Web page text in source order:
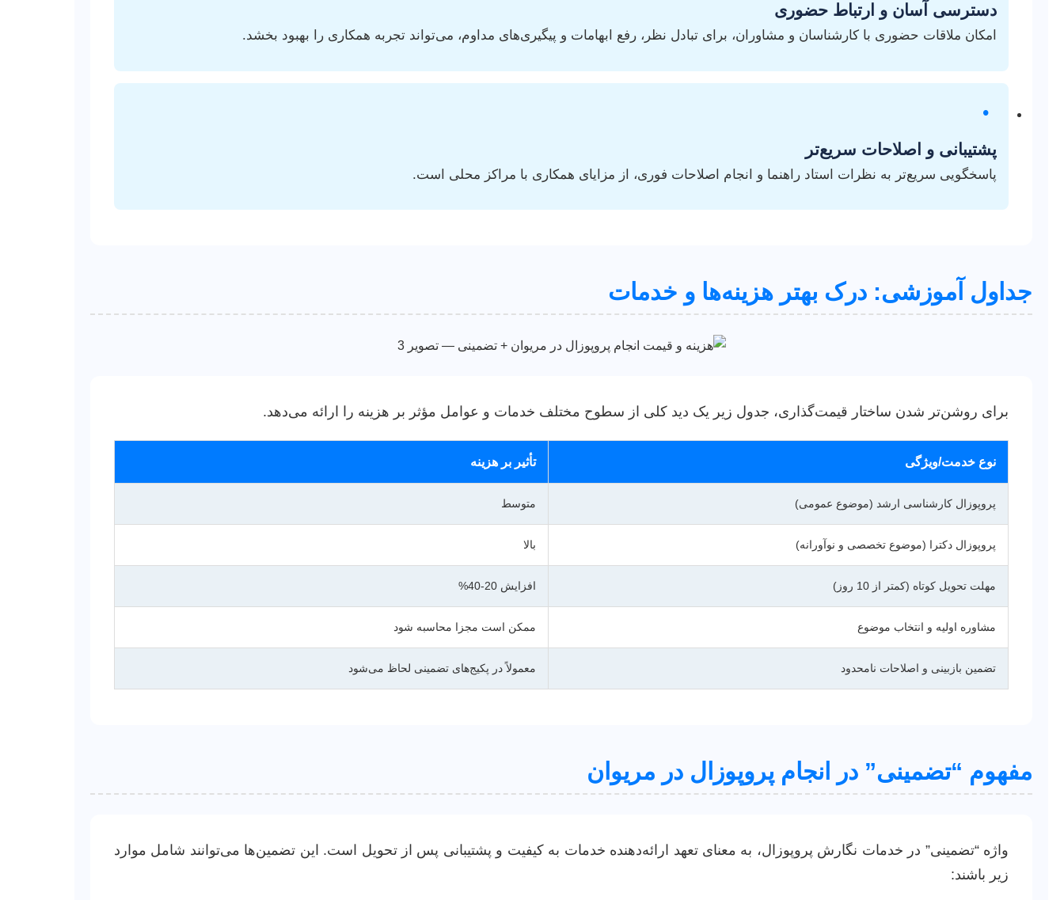
دسترسی آسان و ارتباط حضوری
امکان ملاقات حضوری با کارشناسان و مشاوران، برای تبادل نظر، رفع ابهامات و پیگیری‌های مداوم، می‌تواند تجربه همکاری را بهبود بخشد.
•
پشتیبانی و اصلاحات سریع‌تر
پاسخگویی سریع‌تر به نظرات استاد راهنما و انجام اصلاحات فوری، از مزایای همکاری با مراکز محلی است.
جداول آموزشی: درک بهتر هزینه‌ها و خدمات
برای روشن‌تر شدن ساختار قیمت‌گذاری، جدول زیر یک دید کلی از سطوح مختلف خدمات و عوامل مؤثر بر هزینه را ارائه می‌دهد.
نوع خدمت/ویژگی تأثیر بر هزینه
پروپوزال کارشناسی ارشد (موضوع عمومی) متوسط
پروپوزال دکترا (موضوع تخصصی و نوآورانه) بالا
مهلت تحویل کوتاه (کمتر از 10 روز) افزایش 20-40%
مشاوره اولیه و انتخاب موضوع ممکن است مجزا محاسبه شود
تضمین بازبینی و اصلاحات نامحدود معمولاً در پکیج‌های تضمینی لحاظ می‌شود
مفهوم “تضمینی” در انجام پروپوزال در مریوان
واژه “تضمینی” در خدمات نگارش پروپوزال، به معنای تعهد ارائه‌دهنده خدمات به کیفیت و پشتیبانی پس از تحویل است. این تضمین‌ها می‌توانند شامل موارد
زیر باشند: